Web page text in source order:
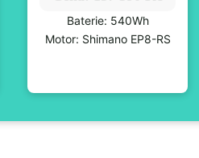
Baterie: 540Wh
Motor: Shimano EP8-RS